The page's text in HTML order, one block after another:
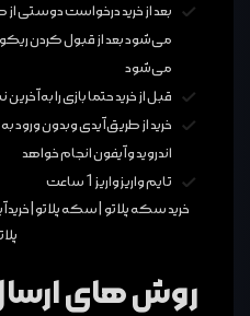
می‌شود بعد از قبول کردن
می‌شود
قبل از خرید حتما بازی را به
خرید از طریق آیدی وبدون ورود
اندروید و آیفون انجام خواهد
تایم واریز واریز 1 ساعت
خرید سکه پلاتو سکه پلاتو خرید
روش های ارسال